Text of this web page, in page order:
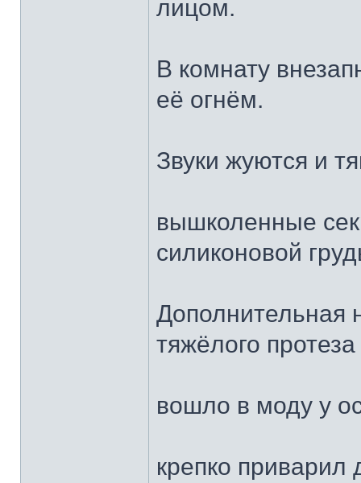
лицом.
В комнату
её огнём.
Звуки жуются и
вышколенные
силиконовой
Дополнительная
тяжёлого протеза
вошло в моду у
крепко приварил